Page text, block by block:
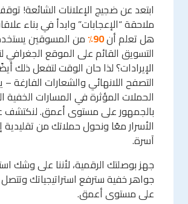
ابتعد عن ضجيج الإعلانات الشائعة!
ملاحقة “الإعجابات” وابدأ في بناء
هل تعلم أن90٪ من المسوقين
التسويق القائم على الموقع الجغرافي
الإيرادات؟ لذا حان الوقت لتفعل ذلك
التصفح اللانهائي والشعارات الفارغة
الحملات المؤثرة في المسارات الخفية
بالجمهور على مستوى أعمق. لنكتشف
الأسرار معًا ونحول حملاتك من تقليدية
آسرة.
جواهر خفية سترفع استراتيجياتك
على مستوى أعمق.